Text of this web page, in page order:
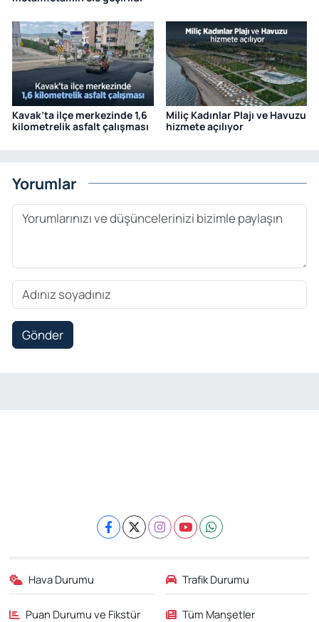
Kavak’ta ilçe merkezinde 1,6
kilometrelik asfalt çalışması
Miliç Kadınlar Plajı ve Havuzu
hizmete açılıyor
Yorumlar
Gönder
Hava Durumu Trafik Durumu
Puan Durumu ve Fikstür Tüm Manşetler